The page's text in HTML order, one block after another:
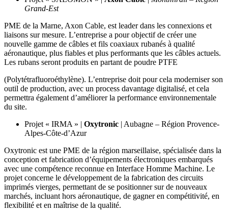
Grand-Est
PME de la Marne, Axon Cable, est leader dans les connexions et
liaisons sur mesure. L’entreprise a pour objectif de créer une
nouvelle gamme de câbles et fils coaxiaux rubanés à qualité
aéronautique, plus fiables et plus performants que les câbles actuels.
Les rubans seront produits en partant de poudre PTFE
(Polytétrafluoroéthylène). L’entreprise doit pour cela moderniser son
outil de production, avec un process davantage digitalisé, et cela
permettra également d’améliorer la performance environnementale
du site.
Projet « IRMA » | Oxytronic | Aubagne – Région Provence-
Alpes-Côte-d’Azur
Oxytronic est une PME de la région marseillaise, spécialisée dans la
conception et fabrication d’équipements électroniques embarqués
avec une compétence reconnue en Interface Homme Machine. Le
projet concerne le développement de la fabrication des circuits
imprimés vierges, permettant de se positionner sur de nouveaux
marchés, incluant hors aéronautique, de gagner en compétitivité, en
flexibilité et en maîtrise de la qualité.